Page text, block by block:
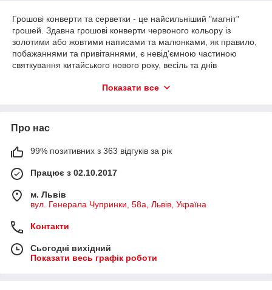
Грошові конверти та серветки - це найсильніший "магніт"
грошей. Здавна грошові конверти червоного кольору із
золотими або жовтими написами та малюнками, як правило,
побажаннями та привітаннями, є невід'ємною частиною
святкування китайського нового року, весіль та днів
допомогою фен-шуй. Взагалі червоний і золотий завжди були
Серветки червоного кольору із золотими ієрогліфами щастя,
які ви можете замовити та придбати у нашому магазині фен-
шуй, використовуються в Китаї як оберіг та наклеюються на
вхідні двері під час свят. Важливо, що їх треба міняти щороку.
Ми пропонуємо використовувати ці серветки не тільки як
оберіг, але і як елемент інтер'єру, наприклад як килимок для
рахунку грошей.
Показати все
Про нас
99% позитивних з 363 відгуків за рік
Працює з 02.10.2017
м. Львів
вул. Генерала Чупринки, 58а, Львів, Україна
Контакти
Сьогодні вихідний
Показати весь графік роботи